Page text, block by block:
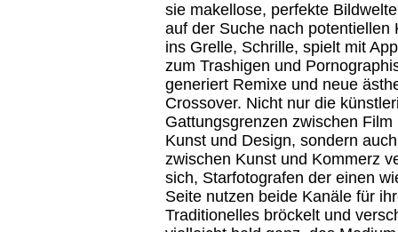
sie makellose, perfekte
auf der Suche nach potentiellen
ins Grelle, Schrille, spielt mit
zum Trashigen und
generiert Remixe und neue
Crossover. Nicht nur die
Gattungsgrenzen zwischen Film
Kunst und Design, sondern
zwischen Kunst und Kommerz
sich, Starfotografen der einen
Seite nutzen beide Kanäle für
Traditionelles bröckelt und